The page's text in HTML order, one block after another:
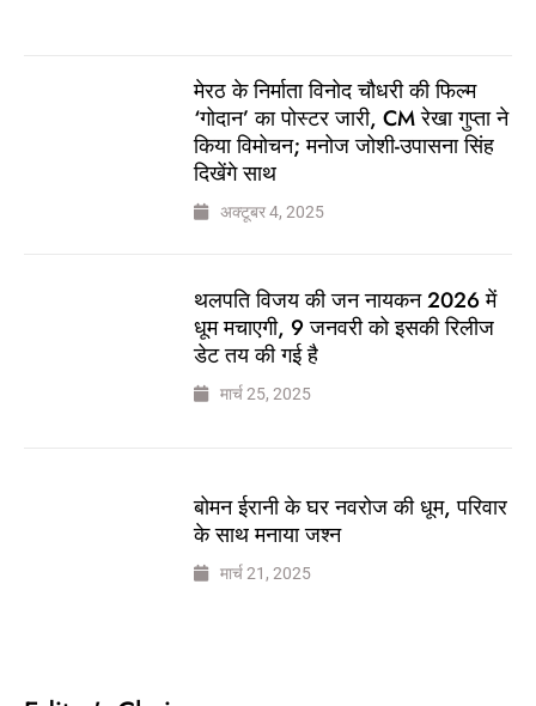
मेरठ के निर्माता विनोद चौधरी की फिल्म
‘गोदान’ का पोस्टर जारी, CM रेखा गुप्ता ने
किया विमोचन; मनोज जोशी-उपासना सिंह
दिखेंगे साथ
अक्टूबर 4, 2025
थलपति विजय की जन नायकन 2026 में
धूम मचाएगी, 9 जनवरी को इसकी रिलीज
डेट तय की गई है
मार्च 25, 2025
बोमन ईरानी के घर नवरोज की धूम, परिवार
के साथ मनाया जश्न
मार्च 21, 2025